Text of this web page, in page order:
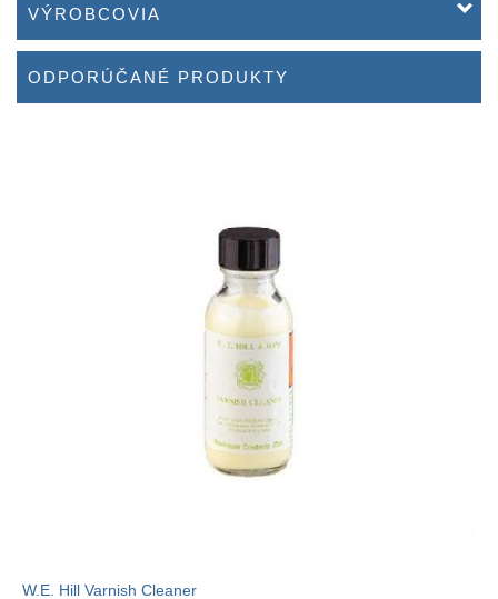
VÝROBCOVIA
ODPORÚČANÉ PRODUKTY
W.E. Hill Varnish Cleaner